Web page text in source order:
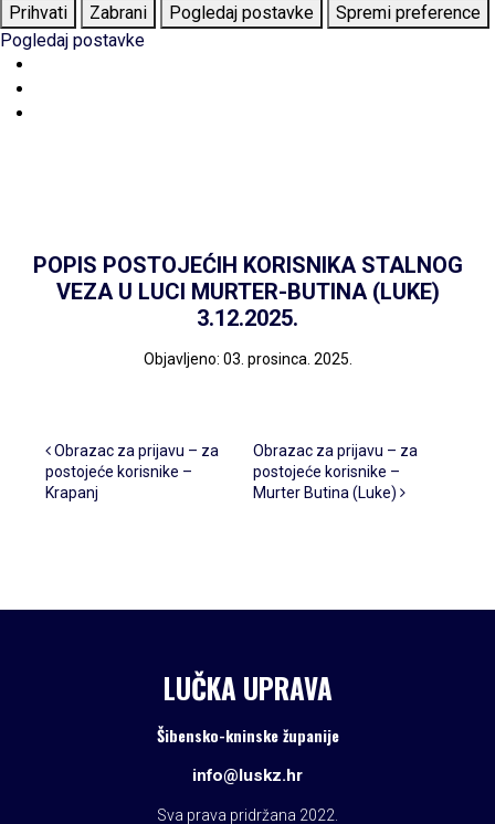
Prihvati Zabrani Pogledaj postavke
Spremi preference
Pogledaj postavke
POPIS POSTOJEĆIH KORISNIKA STALNOG
VEZA U LUCI MURTER-BUTINA (LUKE)
3.12.2025.
Objavljeno: 03. prosinca. 2025.
Post navigation
Obrazac za prijavu – za
postojeće korisnike –
Krapanj
Obrazac za prijavu – za
postojeće korisnike –
Murter Butina (Luke)
LUČKA UPRAVA
Šibensko-kninske županije
info@luskz.hr
Sva prava pridržana 2022.